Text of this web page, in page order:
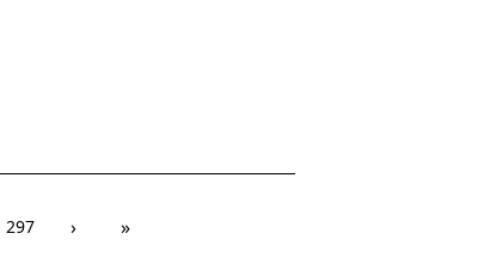
297 › »